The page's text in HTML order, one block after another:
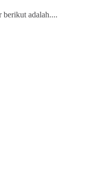
berikut adalah....